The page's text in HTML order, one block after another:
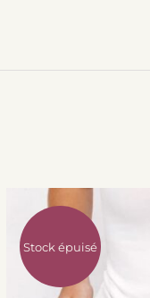
Stock épuisé